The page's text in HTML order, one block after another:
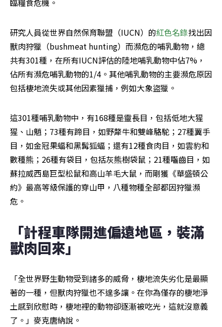
臨糧食危機。
研究人員從世界自然保育聯盟（IUCN）的紅色名錄找出因
獸肉狩獵（bushmeat hunting）而瀕危的哺乳動物，總
共有301種，在所有IUCN評估的陸地哺乳動物中佔7%，
佔所有瀕危哺乳動物的1/4。其他哺乳動物的主要瀕危原因
包括棲地流失或其他因素獵捕，例如大象盜獵。
這301種哺乳動物中，有168種是靈長目，包括低地大猩
猩、山魈；73種有蹄目，如野犛牛和雙峰駱駝；27種翼手
目，如金冠果蝠和黑髯狐蝠；還有12種食肉目，如雲豹和
數種熊；26種有袋目，包括灰熊樹袋鼠；21種囓齒目，如
蘇拉威西島巨型松鼠和高山羊毛大鼠，而剛獲《華盛頓公
約》最高等級保護的穿山甲，八種物種全部都因狩獵瀕
危。
「計程車隊開進偏遠地區，裝滿
獸肉回來」
「全世界野生動物受到諸多的威脅，棲地流失劣化是最顯
著的一種，但獸肉狩獵也不遑多讓。在你為僅存的棲地淨
土感到欣慰時，棲地裡的動物卻逐漸被吃光，這就沒意義
了。」麥克唐納說。